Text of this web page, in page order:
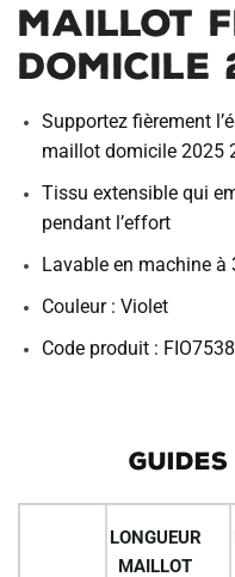
Maillot
Domicile
Supportez fièrement
maillot domicile 2025
Tissu extensible qui
pendant l’effort
Lavable en machine à
Couleur : Violet
Code produit :
LONGUEUR
MAILLOT